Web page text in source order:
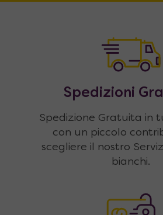
Spedizioni
Spedizione Gratuita in
con un piccolo
scegliere il nostro
bianchi.